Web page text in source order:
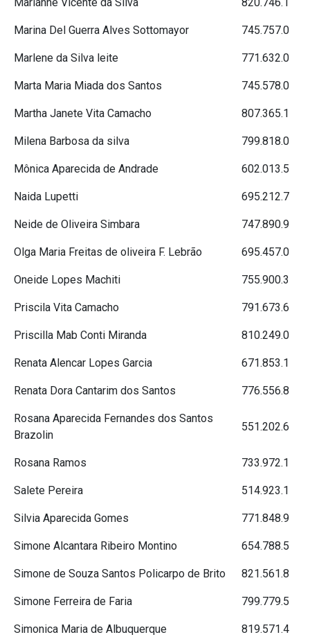
Marina Del Guerra Alves Sottomayor 745.757.0
Marlene da Silva leite 771.632.0
Marta Maria Miada dos Santos 745.578.0
Martha Janete Vita Camacho 807.365.1
Milena Barbosa da silva 799.818.0
Mônica Aparecida de Andrade 602.013.5
Naida Lupetti 695.212.7
Neide de Oliveira Simbara 747.890.9
Olga Maria Freitas de oliveira F. Lebrão 695.457.0
Oneide Lopes Machiti 755.900.3
Priscila Vita Camacho 791.673.6
Priscilla Mab Conti Miranda 810.249.0
Renata Alencar Lopes Garcia 671.853.1
Renata Dora Cantarim dos Santos 776.556.8
Rosana Aparecida Fernandes dos Santos
Brazolin
551.202.6
Rosana Ramos 733.972.1
Salete Pereira 514.923.1
Silvia Aparecida Gomes 771.848.9
Simone Alcantara Ribeiro Montino 654.788.5
Simone de Souza Santos Policarpo de Brito 821.561.8
Simone Ferreira de Faria 799.779.5
Simonica Maria de Albuquerque 819.571.4